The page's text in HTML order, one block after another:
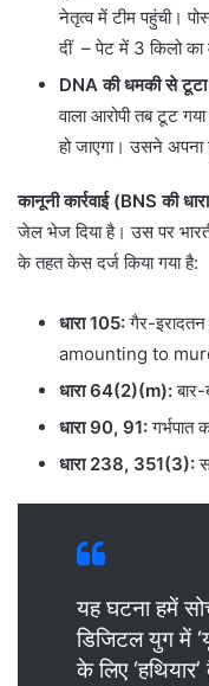
नेतृत्व में टीम पहुंची।
दीं – पेट में 3 किलो
DNA की धमकी से टूटा
वाला आरोपी तब टूट
हो जाएगा। उसने
कानूनी कार्रवाई (BNS की
जेल भेज दिया है। उस पर
के तहत केस दर्ज किया गया है:
धारा 105:गैर-
amounting to
धारा 64(2)(m):बार-
धारा 90, 91:गर्भपात
धारा 238, 351(3):
यह घटना हमें
डिजिटल युग में
के लिए